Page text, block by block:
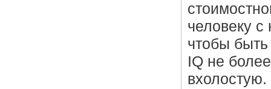
человеку
чтобы
IQ не
вхолостую.